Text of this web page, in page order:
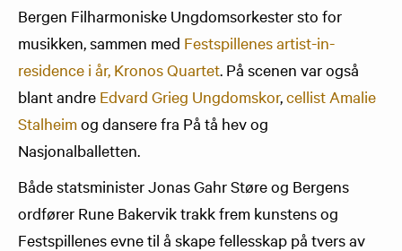
Bergen Filharmoniske Ungdomsorkester sto for
musikken, sammen med Festspillenes artist-in-
residence i år, Kronos Quartet. På scenen var også
blant andre Edvard Grieg Ungdomskor,cellist Amalie
Stalheimog dansere fra På tå hev og
Nasjonalballetten.
Både statsminister Jonas Gahr Støre og Bergens
ordfører Rune Bakervik trakk frem kunstens og
Festspillenes evne til å skape fellesskap på tvers av